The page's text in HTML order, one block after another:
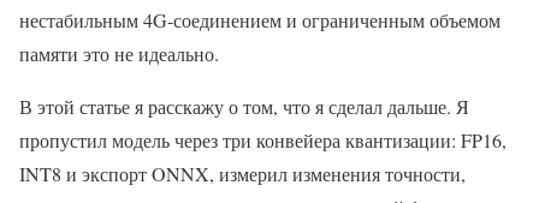
нестабильным 4G-соединением и ограниченным объемом
памяти это не идеально.
В этой статье я расскажу о том, что я сделал дальше. Я
пропустил модель через три конвейера квантизации: FP16,
INT8 и экспорт ONNX, измерил изменения точности,